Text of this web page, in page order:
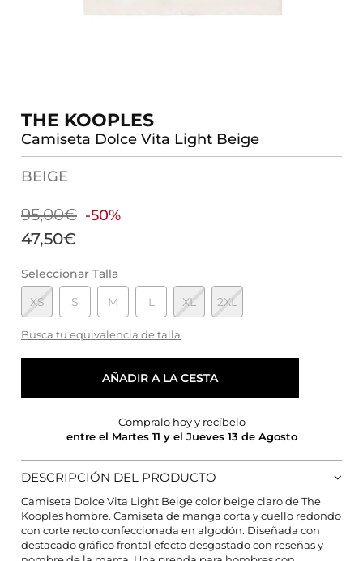
THE KOOPLES
Camiseta Dolce Vita Light Beige
BEIGE
95,00€ -50%
47,50€
Seleccionar Talla
XS
S M L XL 2XL
Busca tu equivalencia de talla
AÑADIR A LA CESTA
Cómpralo hoy y recíbelo
entre el Martes 11 y el Jueves 13 de Agosto
DESCRIPCIÓN DEL PRODUCTO
Camiseta Dolce Vita Light Beige color beige claro de The
Kooples hombre. Camiseta de manga corta y cuello redondo
con corte recto confeccionada en algodón. Diseñada con
destacado gráfico frontal efecto desgastado con reseñas y
CONFIGURACIÓN DE COOKIES